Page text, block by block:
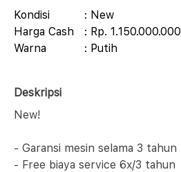
Kondisi
: New
Harga Cash
: Rp. 1.150.000.000
Warna
: Putih
Deskripsi
New!
- Garansi mesin selama 3 tahun
- Free biaya service 6x/3 tahun